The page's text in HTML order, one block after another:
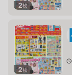
2枚
2枚